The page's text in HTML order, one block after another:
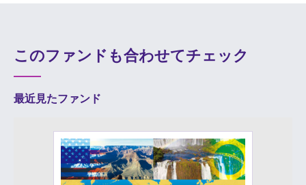
このファンドも合わせてチェック
最近見たファンド